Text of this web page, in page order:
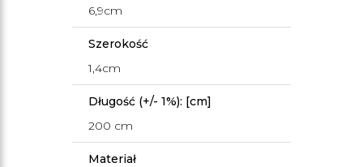
6,9cm
Szerokość
1,4cm
Długość (+/- 1%): [cm]
200 cm
Materiał